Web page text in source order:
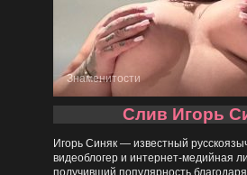
Знаменитости
Слив Игорь
Игорь Синяк — известный
видеоблогер и интернет-медийная
получивший популярность